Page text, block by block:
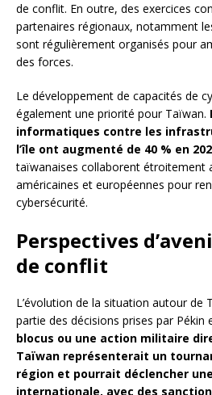
de conflit. En outre, des exercices
partenaires régionaux, notamment
sont régulièrement organisés pour
des forces.
Le développement de capacités de
également une priorité pour Taïwan.
informatiques contre les
l’île ont augmenté de 40 % en
taïwanaises collaborent étroitement
américaines et européennes pour
cybersécurité.
Perspectives
de conflit
L’évolution de la situation autour de
partie des décisions prises par Pékin
blocus ou une action militaire
Taïwan représenterait un
région et pourrait déclencher
internationale, avec des